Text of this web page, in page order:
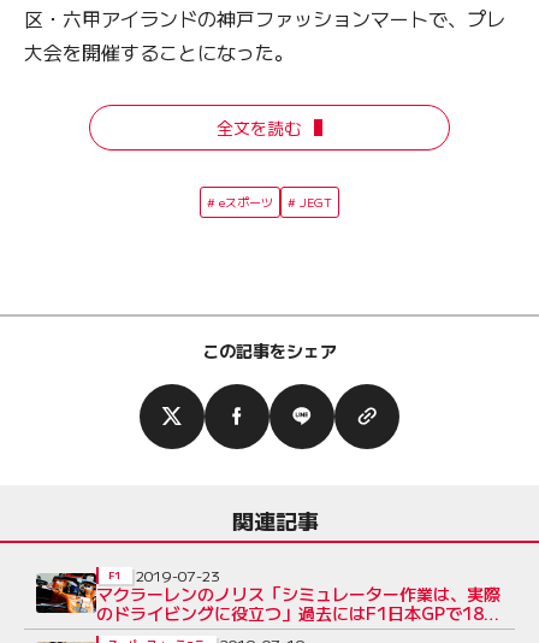
区・六甲アイランドの神戸ファッションマートで、プレ
大会を開催することになった。
全文を読む
eスポーツ JEGT
この記事をシェア
関連記事
マクラーレンのノリス「シミュレーター作業は、実際
のドライビングに役立つ」過去にはF1日本GPで18時
間の作業も
F1 2019-07-23